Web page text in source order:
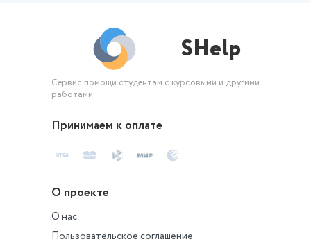
SHelp
Сервис помощи студентам с курсовыми и другими
работами
Принимаем к оплате
О проекте
О нас
Пользовательское соглашение